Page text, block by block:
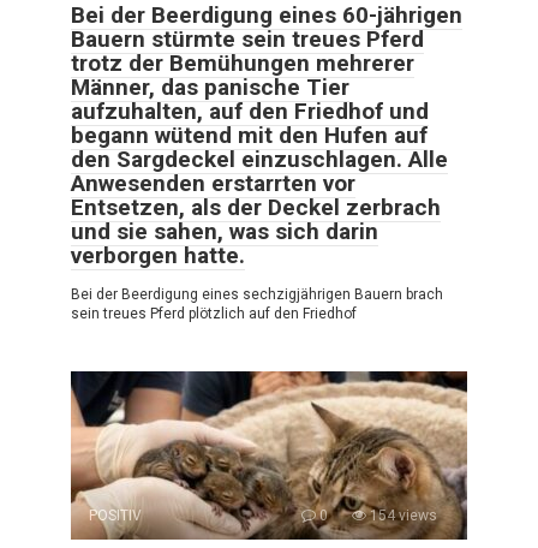
Bei der Beerdigung eines 60-jährigen
Bauern stürmte sein treues Pferd
trotz der Bemühungen mehrerer
Männer, das panische Tier
aufzuhalten, auf den Friedhof und
begann wütend mit den Hufen auf
den Sargdeckel einzuschlagen. Alle
Anwesenden erstarrten vor
Entsetzen, als der Deckel zerbrach
und sie sahen, was sich darin
verborgen hatte.
Bei der Beerdigung eines sechzigjährigen Bauern brach
sein treues Pferd plötzlich auf den Friedhof
POSITIV 0 154 views